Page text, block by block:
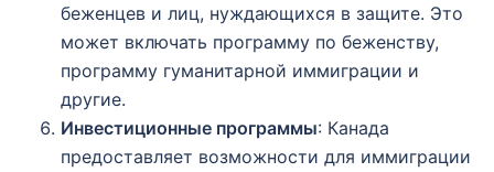
беженцев и лиц, нуждающихся в защите. Это
может включать программу по беженству,
программу гуманитарной иммиграции и
другие.
Инвестиционные программы: Канада
предоставляет возможности для иммиграции